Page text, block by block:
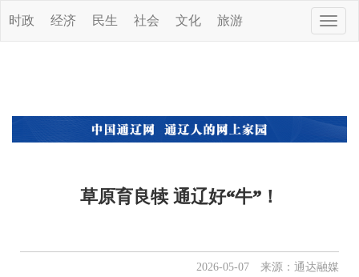
Toggle
时政 经济 民生 社会 文化 旅游
草原育良犊 通辽好“牛”！
2026-05-07 来源：通达融媒